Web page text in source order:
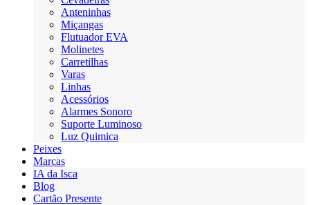
Anteninhas
Miçangas
Flutuador EVA
Molinetes
Carretilhas
Varas
Linhas
Acessórios
Alarmes Sonoro
Suporte Luminoso
Luz Quimica
Peixes
Marcas
IA da Isca
Blog
Cartão Presente